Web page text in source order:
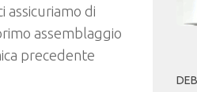
assicuriamo di
assemblaggio
precedente